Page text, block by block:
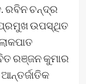
ରବିନ ଚନ୍ଦ୍ର
ପ୍ରମୁଖ ଉପସ୍ଥିତ
ରଞ୍ଜନ କୁମାର